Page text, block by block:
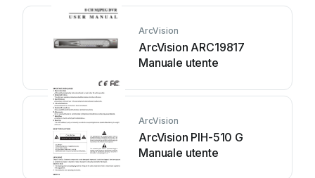
ArcVision
ArcVision ARC19817
Manuale utente
ArcVision
ArcVision PIH-510 G
Manuale utente